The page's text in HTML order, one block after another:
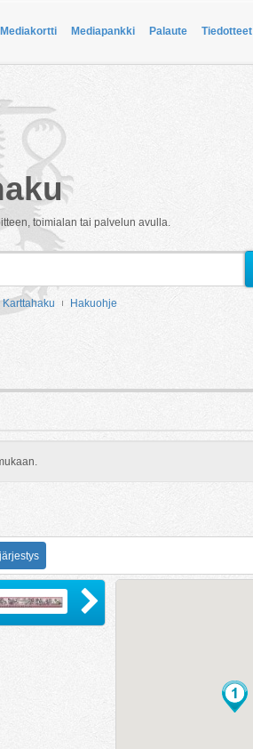
Mediakortti Mediapankki Palaute Tiedotteet
toimialan tai palvelun avulla.
Karttahaku Hakuohje